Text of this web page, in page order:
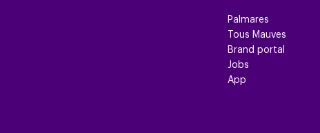
Palmares
Tous Mauves
Brand portal
Jobs
App